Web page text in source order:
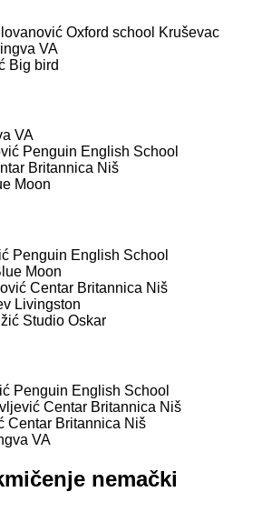
Oxford school Kruševac
VA
Big bird
VA
Penguin English School
Britannica Niš
Moon
Penguin English School
Moon
Centar Britannica Niš
Livingston
Studio Oskar
Penguin English School
Centar Britannica Niš
Centar Britannica Niš
VA
nemački